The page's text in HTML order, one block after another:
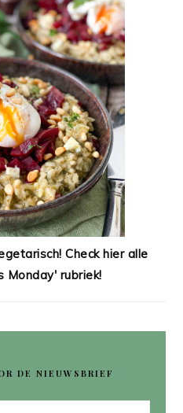
Check hier alle
Monday' rubriek!
DE NIEUWSBRIEF